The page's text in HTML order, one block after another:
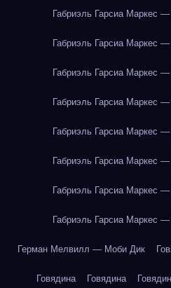
Габриэль Гарсиа Маркес
Габриэль Гарсиа Маркес
Габриэль Гарсиа Маркес
Габриэль Гарсиа Маркес
Габриэль Гарсиа Маркес
Габриэль Гарсиа Маркес
Габриэль Гарсиа Маркес
Габриэль Гарсиа Маркес
Герман Мелвилл — Моби Дик
Говядина Говядина